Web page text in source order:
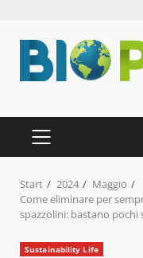
Inhalt
springen
PRIMÄRES
MENÜ
Start 2024
Maggio
Come eliminare per
spazzolini: bastano pochi
Sustainability Life